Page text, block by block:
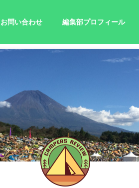
お問い合わせ 編集部プロフィール